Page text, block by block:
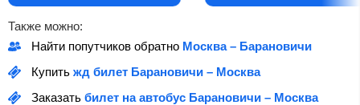
Также можно:
Найти попутчиков обратно Москва – Барановичи
Купить жд билет Барановичи – Москва
Заказать билет на автобус Барановичи – Москва